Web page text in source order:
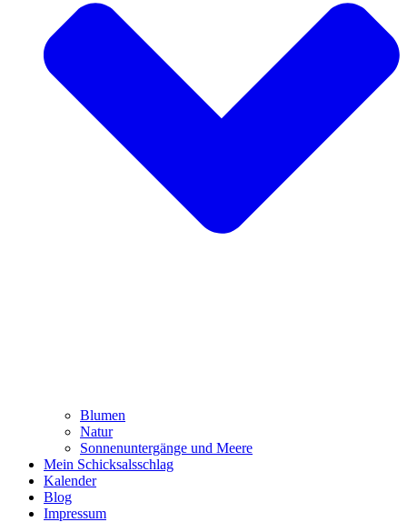
Blumen
Natur
Sonnenuntergänge und Meere
Mein Schicksalsschlag
Kalender
Blog
Impressum